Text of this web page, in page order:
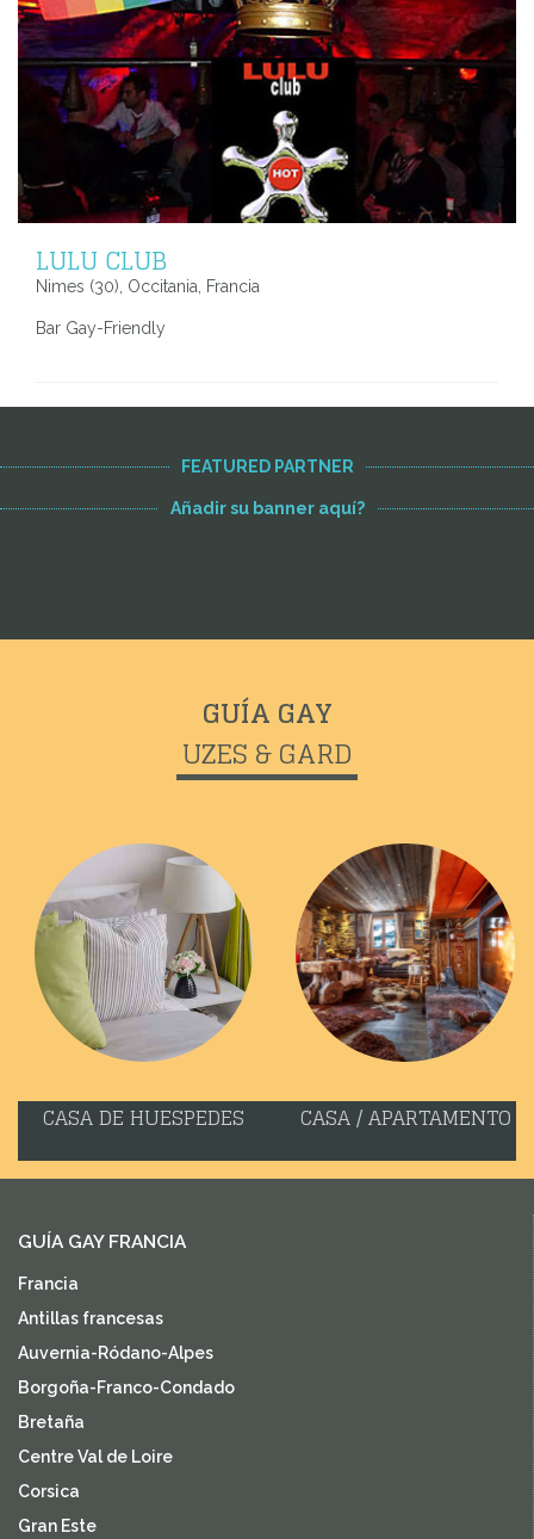
LULU CLUB
Nimes (30), Occitania, Francia
Bar Gay-Friendly
FEATURED PARTNER
Añadir su banner aquí?
GUÍA GAY
UZES & GARD
CASA DE HUESPEDES CASA / APARTAMENTO
GUÍA GAY FRANCIA
Francia
Antillas francesas
Auvernia-Ródano-Alpes
Borgoña-Franco-Condado
Bretaña
Centre Val de Loire
Corsica
Gran Este